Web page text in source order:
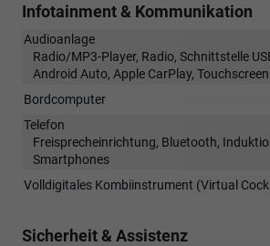
Infotainment & Kommunikation
Audioanlage
Radio/MP3-Player, Radio, Schnittstelle
Android Auto, Apple CarPlay, Touchscreen
Bordcomputer
Telefon
Freisprecheinrichtung, Bluetooth,
Smartphones
Volldigitales Kombiinstrument (Virtual
Sicherheit & Assistenz